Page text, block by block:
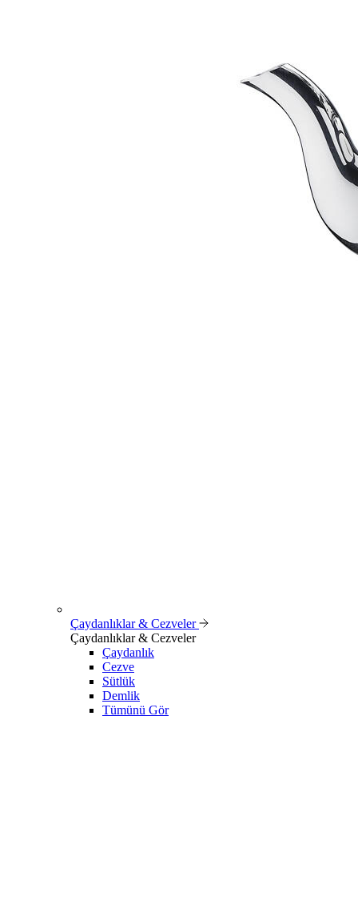
Çaydanlıklar & Cezveler
Çaydanlıklar & Cezveler
Çaydanlık
Cezve
Sütlük
Demlik
Tümünü Gör